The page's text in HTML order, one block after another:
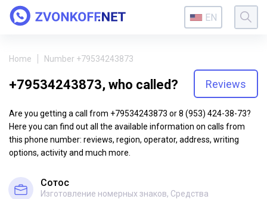
EN
Home Number +79534243873
+79534243873, who called? Reviews
Are you getting a call from +79534243873 or 8 (953) 424-38-73?
Here you can find out all the available information on calls from
this phone number: reviews, region, operator, address, writing
options, activity and much more.
Сотос
Изготовление номерных знаков, Средства